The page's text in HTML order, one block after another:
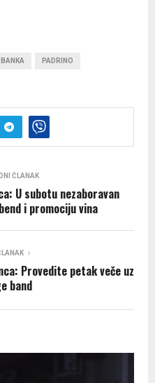
BANKA PADRINO
ČLANAK
U subotu nezaboravan
i promociju vina
Provedite petak veče uz
band